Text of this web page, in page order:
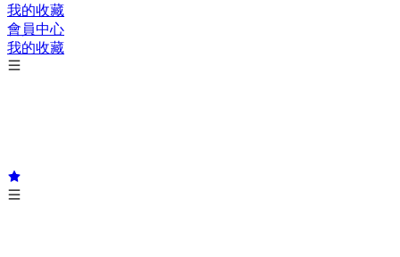
我的收藏
會員中心
我的收藏